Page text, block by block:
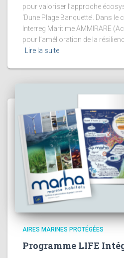
pour valoriser l’approche
‘Dune Plage Banquette’. Dans
Interreg Maritime AMMIRARE
pour l’amélioration de la
Lire la suite
AIRES MARINES PROTÉGÉES
Programme LIFE